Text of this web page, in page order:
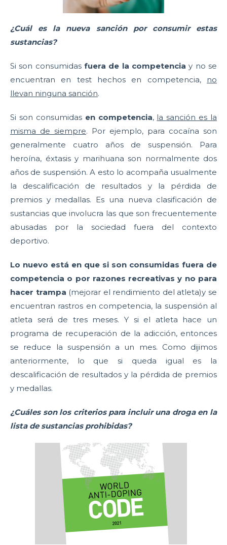
¿Cuál es la nueva sanción por consumir estas
sustancias?
Si son consumidas fuera de la competencia y no se
encuentran en test hechos en competencia, no
llevan ninguna sanción.
Si son consumidasen competencia, la sanción es la
misma de siempre. Por ejemplo, para cocaína son
generalmente cuatro años de suspensión. Para
heroína, éxtasis y marihuana son normalmente dos
años de suspensión. A esto lo acompaña usualmente
la descalificación de resultados y la pérdida de
premios y medallas. Es una nueva clasificación de
sustancias que involucra las que son frecuentemente
abusadas por la sociedad fuera del contexto
deportivo.
Lo nuevo está en que si son consumidas fuera de
competencia o por razones recreativas y no para
hacer trampa (mejorar el rendimiento del atleta)y se
encuentran rastros en competencia, la suspensión al
atleta será de tres meses. Y si el atleta hace un
programa de recuperación de la adicción, entonces
se reduce la suspensión a un mes. Como dijimos
anteriormente, lo que si queda igual es la
descalificación de resultados y la pérdida de premios
y medallas.
¿Cuáles son los criterios para incluir una droga en la
lista de sustancias prohibidas?